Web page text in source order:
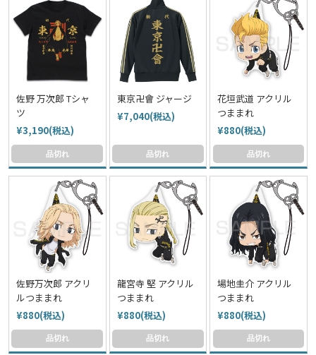
佐野 万次郎 Tシャ
ツ
¥3,190(税込)
品切れ
東京卍會 ジャージ
¥7,040(税込)
品切れ
花垣武道 アクリル
つままれ
¥880(税込)
品切れ
佐野万次郎 アクリ
ルつままれ
¥880(税込)
品切れ
龍宮寺 堅 アクリル
つままれ
¥880(税込)
品切れ
場地圭介 アクリル
つままれ
¥880(税込)
品切れ